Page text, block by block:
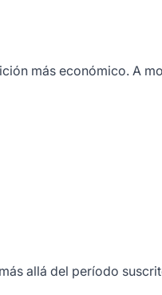
más económico. A
allá del período